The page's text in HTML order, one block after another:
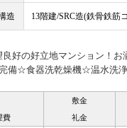
造 13階建/SRC造(鉄骨鉄筋
好の好立地マンション！
備☆食器洗乾燥機☆温水洗
費
敷金
礼金